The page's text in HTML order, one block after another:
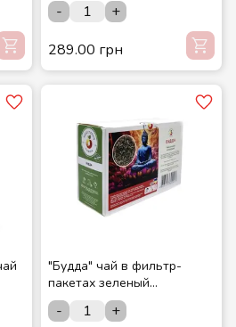
-
+
289.00 грн
"Будда" чай в фильтр-
пакетах зеленый
натуральный (20 шт./уп.)
ТМ "Мастерская вкусов"
-
+